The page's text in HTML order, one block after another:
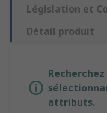
Législation et
Détail produit
attributs.